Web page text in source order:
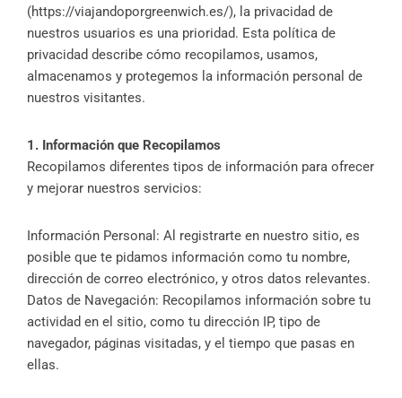
(https://viajandoporgreenwich.es/), la privacidad de
nuestros usuarios es una prioridad. Esta política de
privacidad describe cómo recopilamos, usamos,
almacenamos y protegemos la información personal de
nuestros visitantes.
1. Información que Recopilamos
Recopilamos diferentes tipos de información para ofrecer
y mejorar nuestros servicios:
Información Personal: Al registrarte en nuestro sitio, es
posible que te pidamos información como tu nombre,
dirección de correo electrónico, y otros datos relevantes.
Datos de Navegación: Recopilamos información sobre tu
actividad en el sitio, como tu dirección IP, tipo de
navegador, páginas visitadas, y el tiempo que pasas en
ellas.